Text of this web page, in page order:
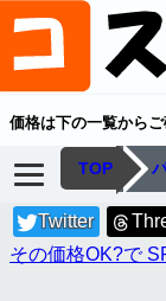
価格は下の一覧から
TOP
Twitter
その価格OK?で